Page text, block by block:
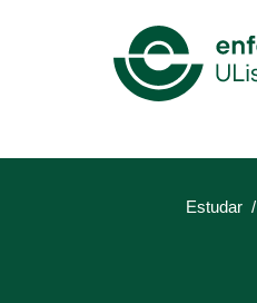
Mega
Menu
Estudar